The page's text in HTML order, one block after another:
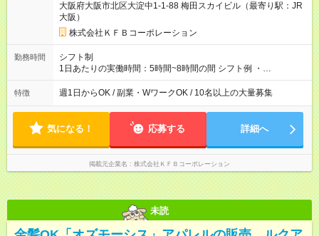
大阪府大阪市北区大淀中1-1-88 梅田スカイビル（最寄り駅：JR
大阪）
株式会社ＫＦＢコーポレーション
勤務時間
シフト制
1日あたりの実働時間：5時間~8時間の間 シフト例 ・
9:30~18:00 実働7.5時間 ・9:30~14:30 実働5時間 ・
16:00~21:30 実働5.5時間
特徴 週1日からOK / 副業・WワークOK / 10名以上の大量募集
気になる！ 応募する 詳細へ
掲載元企業名 株式会社ＫＦＢコーポレーション
未読